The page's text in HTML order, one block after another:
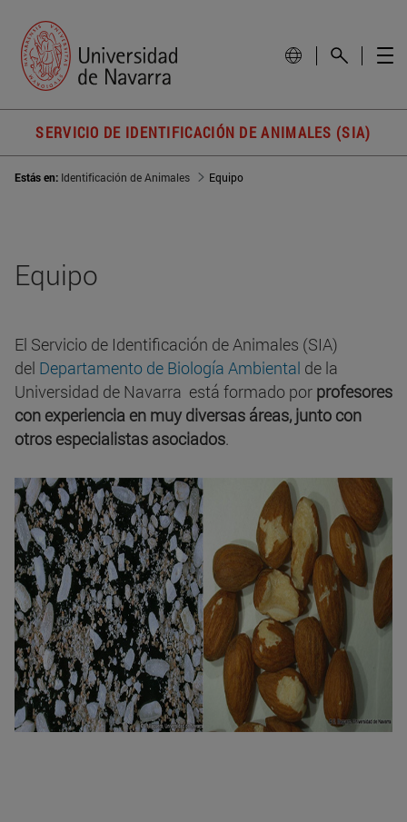
SERVICIO DE IDENTIFICACIÓN DE ANIMALES (SIA)
Estás en: Identificación de Animales Equipo
Equipo
El Servicio de Identificación de Animales (SIA)
del Departamento de Biología Ambiental de la
Universidad de Navarra está formado por profesores
con experiencia en muy diversas áreas, junto con
otros especialistas asociados.